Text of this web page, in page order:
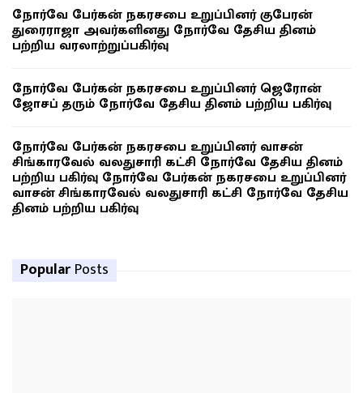
நோர்வே பேர்கன் நகரசபை உறுப்பினர் குபேரன்
துரைராஜா அவர்களினது நோர்வே தேசிய தினம்
பற்றிய வரலாற்றுப்பகிர்வு
நோர்வே பேர்கன் நகரசபை உறுப்பினர் ஜெரோன்
ஜோசப் தரும் நோர்வே தேசிய தினம் பற்றிய பகிர்வு
நோர்வே பேர்கன் நகரசபை உறுப்பினர் வாசன்
சிங்காரவேல் வலதுசாரி கட்சி நோர்வே தேசிய தினம்
பற்றிய பகிர்வு நோர்வே பேர்கன் நகரசபை உறுப்பினர்
வாசன் சிங்காரவேல் வலதுசாரி கட்சி நோர்வே தேசிய
தினம் பற்றிய பகிர்வு
Popular Posts